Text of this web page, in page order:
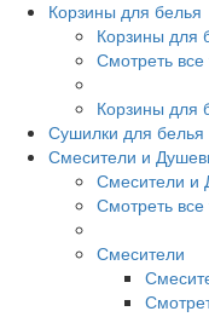
Корзины для белья
Корзины для
Смотреть все
Корзины для
Сушилки для белья
Смесители и
Смесители и
Смотреть все
Смесители